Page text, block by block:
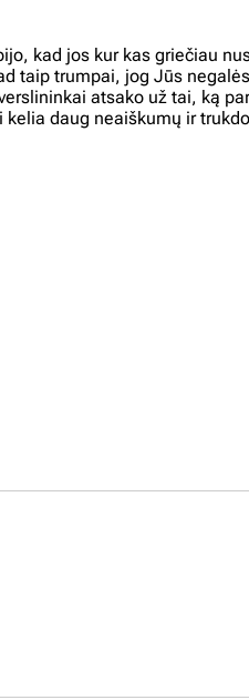
kad jos kur kas griečiau
taip trumpai, jog Jūs
atsako už tai, ką
daug neaiškumų ir